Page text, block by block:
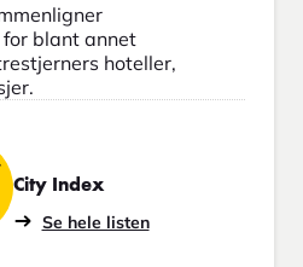
blant annet
hoteller,
City Index
Se hele listen